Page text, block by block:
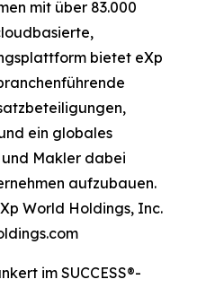
mit über 83.000
bietet eXp
ein globales
Makler dabei
aufzubauen.
World Holdings, Inc.
im SUCCESS®-